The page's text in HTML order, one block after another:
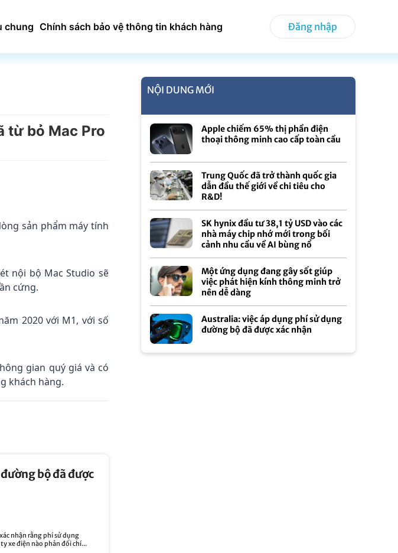
chung Chính sách bảo vệ thông tin khách hàng Đăng nhập
từ bỏ Mac Pro
sản phẩm máy tính
nội bộ Mac Studio sẽ
cứng.
2020 với M1, với số
gian quý giá và có
khách hàng.
bộ đã được
nhận rằng phí sử dụng
xe điện nào phản đối chí...
NỘI DUNG MỚI
Apple chiếm 65% thị phần điện
thoại thông minh cao cấp toàn cầu
Trung Quốc đã trở thành quốc gia
dẫn đầu thế giới về chi tiêu cho
R&D!
SK hynix đầu tư 38,1 tỷ USD vào các
nhà máy chip nhớ mới trong bối
cảnh nhu cầu về AI bùng nổ
Một ứng dụng đang gây sốt giúp
việc phát hiện kính thông minh trở
nên dễ dàng
Australia: việc áp dụng phí sử dụng
đường bộ đã được xác nhận